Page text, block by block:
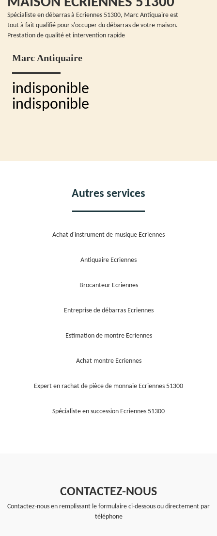
Spécialiste en débarras à Ecriennes 51300, Marc Antiquaire est
tout à fait qualifié pour s'occuper du débarras de votre maison.
Prestation de qualité et intervention rapide
Marc Antiquaire
indisponible
indisponible
Autres services
Achat d'instrument de musique Ecriennes
Antiquaire Ecriennes
Brocanteur Ecriennes
Entreprise de débarras Ecriennes
Estimation de montre Ecriennes
Achat montre Ecriennes
Expert en rachat de pièce de monnaie Ecriennes 51300
Spécialiste en succession Ecriennes 51300
CONTACTEZ-NOUS
Contactez-nous en remplissant le formulaire ci-dessous ou directement par
téléphone